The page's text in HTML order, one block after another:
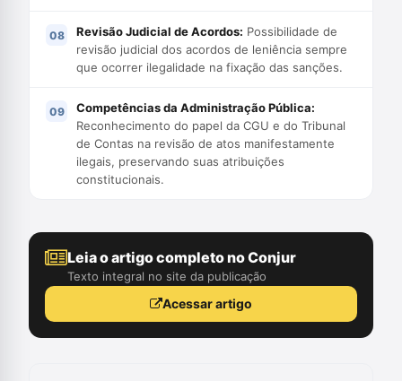
Revisão Judicial de Acordos: Possibilidade de
revisão judicial dos acordos de leniência sempre
que ocorrer ilegalidade na fixação das sanções.
Competências da Administração Pública:
Reconhecimento do papel da CGU e do Tribunal
de Contas na revisão de atos manifestamente
ilegais, preservando suas atribuições
constitucionais.
Leia o artigo completo no Conjur
Texto integral no site da publicação
Acessar artigo